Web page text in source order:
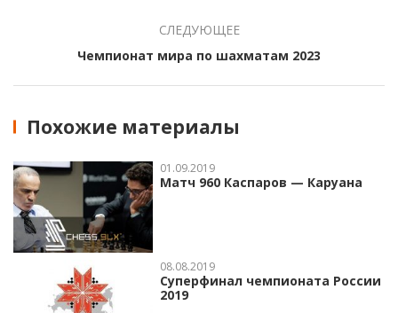
СЛЕДУЮЩЕЕ
Чемпионат мира по шахматам 2023
Похожие материалы
01.09.2019
Матч 960 Каспаров — Каруана
08.08.2019
Суперфинал чемпионата России
2019